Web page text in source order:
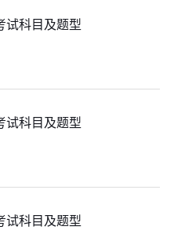
试科目及题型
试科目及题型
试科目及题型